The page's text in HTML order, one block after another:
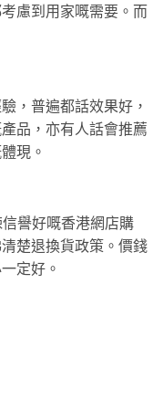
慮到用家嘅需要。而
，普遍都話效果好，
品，亦有人話會推薦
現。
譽好嘅香港網店購
楚退換貨政策。價錢
定好。